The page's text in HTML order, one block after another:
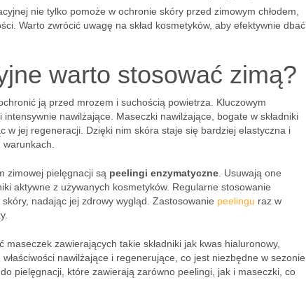
nie tylko pomoże w ochronie skóry przed zimowym chłodem,
Warto zwrócić uwagę na skład kosmetyków, aby efektywnie dbać
warto stosować zimą?
ją przed mrozem i suchością powietrza. Kluczowym
nawilżające. Maseczki nawilżające, bogate w składniki
jej regeneracji. Dzięki nim skóra staje się bardziej elastyczna i
zimowej pielęgnacji są peelingi enzymatyczne . Usuwają one
aktywne z używanych kosmetyków. Regularne stosowanie
nadając jej zdrowy wygląd. Zastosowanie peelingu raz w
zawierających takie składniki jak kwas hialuronowy,
nawilżające i regenerujące, co jest niezbędne w sezonie
pielęgnacji, które zawierają zarówno peelingi, jak i maseczki, co